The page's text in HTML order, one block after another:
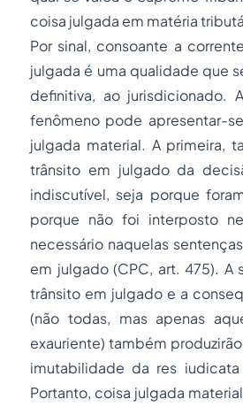
coisa julgada em matéria
Por sinal, consoante a
julgada é uma qualidade que
definitiva, ao jurisdicionado.
fenômeno pode apresentar-
julgada material. A primeira,
trânsito em julgado da
indiscutível, seja porque
porque não foi interposto
necessário naquelas
em julgado (CPC, art. 475).
trânsito em julgado e a
(não todas, mas apenas
exauriente) também
imutabilidade da res
Portanto, coisa julgada